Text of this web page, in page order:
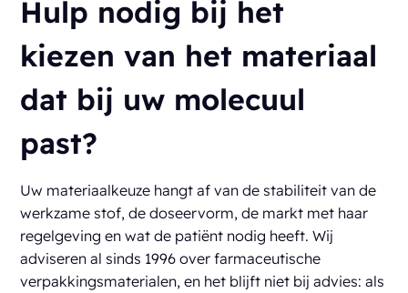
Hulp nodig bij het
kiezen van het materiaal
dat bij uw molecuul
past?
Uw materiaalkeuze hangt af van de stabiliteit van de
werkzame stof, de doseervorm, de markt met haar
regelgeving en wat de patiënt nodig heeft. Wij
adviseren al sinds 1996 over farmaceutische
verpakkingsmaterialen, en het blijft niet bij advies: als